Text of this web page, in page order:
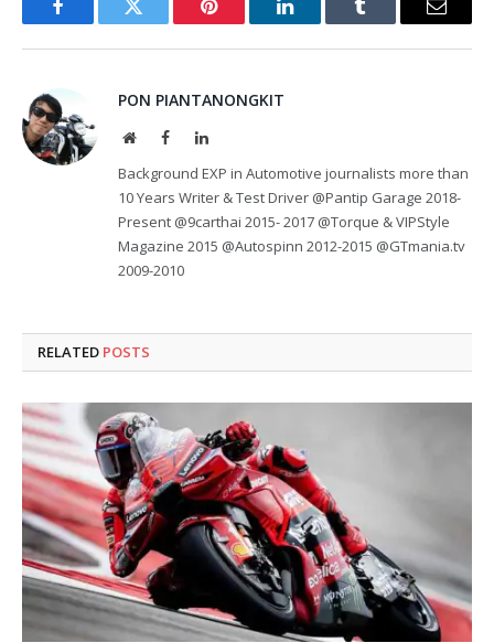
FacebookTwitter Pinterest LinkedInTumblr Email
PON PIANTANONGKIT
WebsiteFacebookLinkedIn
Background EXP in Automotive journalists more than
10 Years Writer & Test Driver @Pantip Garage 2018-
Present @9carthai 2015- 2017 @Torque & VIPStyle
Magazine 2015 @Autospinn 2012-2015 @GTmania.tv
2009-2010
RELATED POSTS